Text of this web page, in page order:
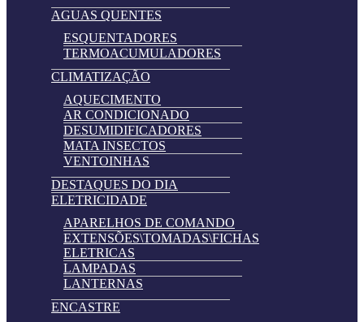
AGUAS QUENTES
ESQUENTADORES
TERMOACUMULADORES
CLIMATIZAÇÃO
AQUECIMENTO
AR CONDICIONADO
DESUMIDIFICADORES
MATA INSECTOS
VENTOINHAS
DESTAQUES DO DIA
ELETRICIDADE
APARELHOS DE COMANDO
EXTENSÕES\TOMADAS\FICHAS
ELETRICAS
LAMPADAS
LANTERNAS
ENCASTRE